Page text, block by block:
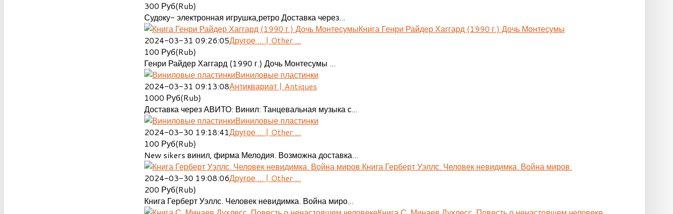
300 Руб(Rub)
Судоку- электронная игрушка,ретро Доставка через...
Книга Генри Райдер Хаггард (1990 г.) Дочь Монтесумы
2024-03-31 09:26:05Другое ... | Other ...
100 Руб(Rub)
Генри Райдер Хаггард (1990 г.) Дочь Монтесумы ...
Виниловые пластинки
2024-03-31 09:13:08Антиквариат | Antiques
1000 Руб(Rub)
Доставка через АВИТО: Винил: Танцевальная музыка с...
Виниловые пластинки
2024-03-30 19:18:41Другое ... | Other ...
100 Руб(Rub)
New sikers винил, фирма Мелодия. Возможна доставка...
Книга Герберт Уэллс. Человек невидимка. Война миров.
2024-03-30 19:08:06Другое ... | Other ...
200 Руб(Rub)
Книга Герберт Уэллс. Человек невидимка. Война миро...